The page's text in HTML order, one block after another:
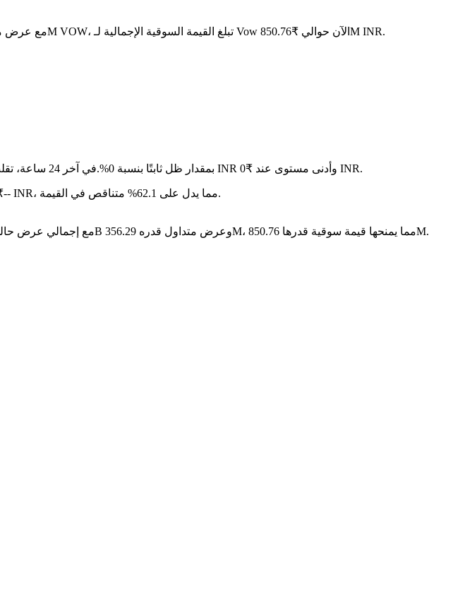
. مع عرض متداول قدره 356.29M VOW، تبلغ القيمة السوقية الإجمالية لـ Vow الآن حوالي ₹850.76M INR.
على مدار الأيام السبعة الماضية، تغير سعر Vow بمقدار ظل ثابتًا بنسبة 0%. في آخر 24 ساعة، تقلب السعر بنسبة 1.16%، حيث وصل إلى أعلى مستوى عند ₹0 INR وأدنى مستوى عند ₹0 INR.
سنة بعد سنة، Vow قد تراجع بمقدار ₹-- INR، مما يدل على 62.1% متناقص في القيمة.